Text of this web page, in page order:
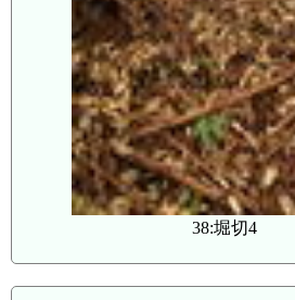
38:堀切4